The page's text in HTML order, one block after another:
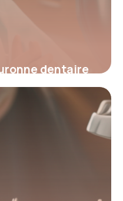
dentaire